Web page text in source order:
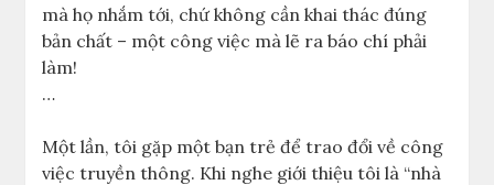
mà họ nhắm tới, chứ không cần khai thác đúng
bản chất – một công việc mà lẽ ra báo chí phải
làm!
…
Một lần, tôi gặp một bạn trẻ để trao đổi về công
việc truyền thông. Khi nghe giới thiệu tôi là “nhà